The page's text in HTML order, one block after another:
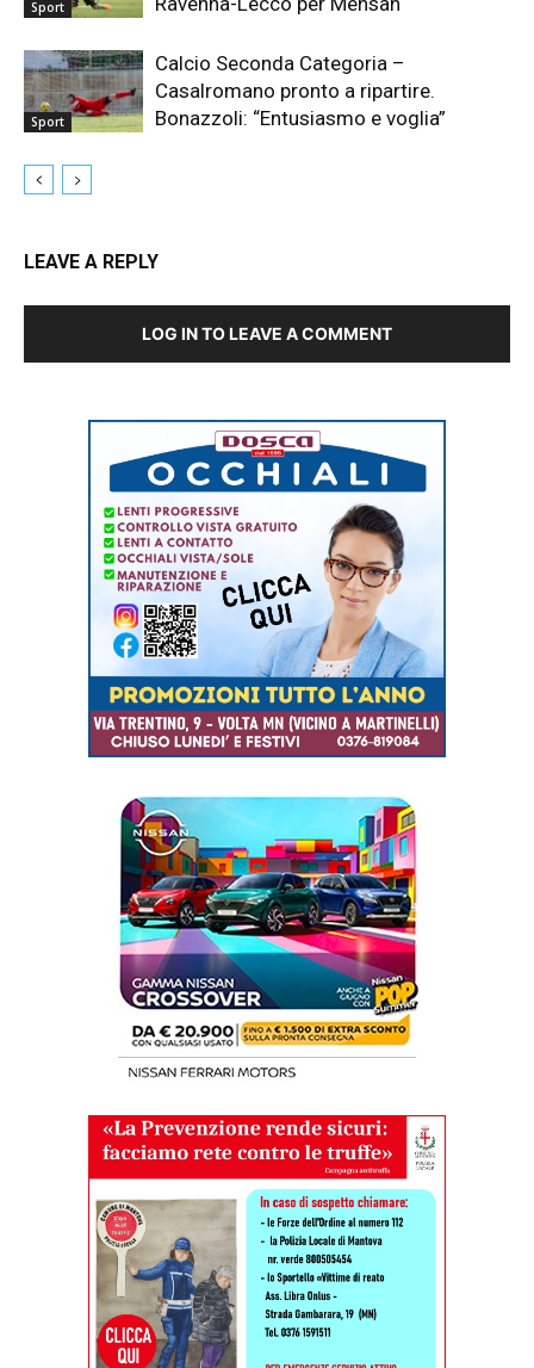
Sport
Sport
Calcio Seconda Categoria –
Casalromano pronto a ripartire.
Bonazzoli: “Entusiasmo e voglia”
LEAVE A REPLY
LOG IN TO LEAVE A COMMENT